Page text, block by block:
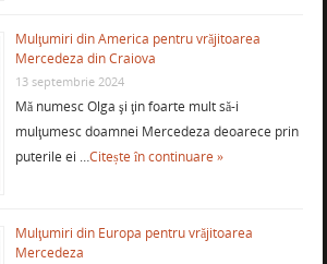
Mulţumiri din America pentru vrăjitoarea
Mercedeza din Craiova
13 septembrie 2024
Mă numesc Olga şi ţin foarte mult să-i
mulţumesc doamnei Mercedeza deoarece prin
puterile ei …Citește în continuare »
Mulţumiri din Europa pentru vrăjitoarea
Mercedeza